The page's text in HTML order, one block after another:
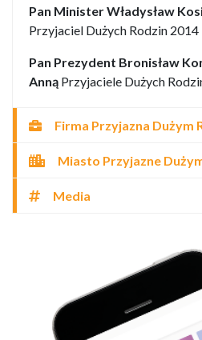
Pan Minister Władysław
Przyjaciel Dużych Rodzin 2014
Pan Prezydent Bronisław
Anną Przyjaciele Dużych
Firma Przyjazna Dużym
Miasto Przyjazne
Media